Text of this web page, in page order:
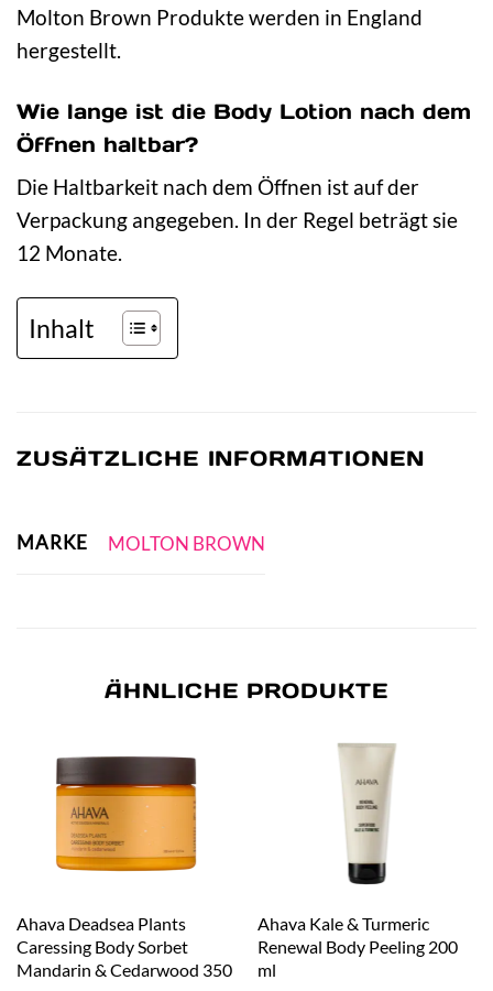
Molton Brown Produkte werden in England
hergestellt.
Wie lange ist die Body Lotion nach dem
Öffnen haltbar?
Die Haltbarkeit nach dem Öffnen ist auf der
Verpackung angegeben. In der Regel beträgt sie
12 Monate.
Inhalt
ZUSÄTZLICHE INFORMATIONEN
MARKE MOLTON BROWN
ÄHNLICHE PRODUKTE
Ahava Deadsea Plants
Caressing Body Sorbet
Mandarin & Cedarwood 350
Ahava Kale & Turmeric
Renewal Body Peeling 200
ml